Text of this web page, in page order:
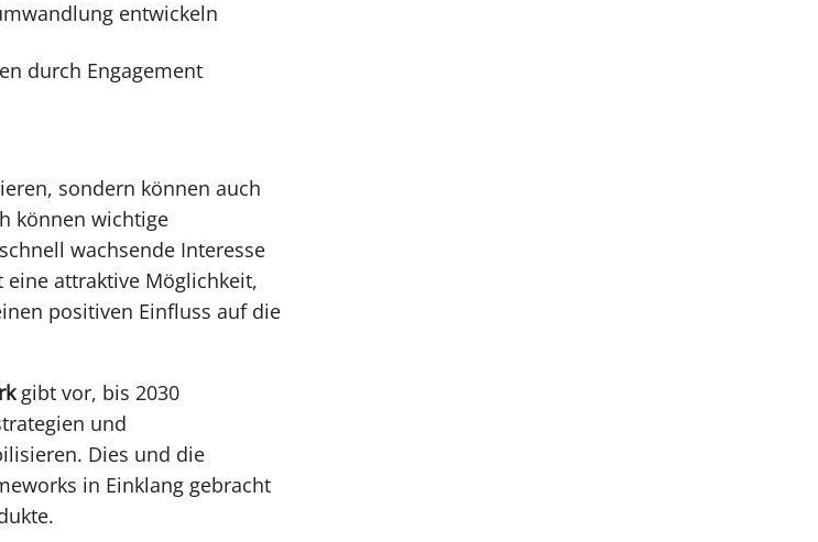
entwickeln
durch Engagement
sondern können auch
können wichtige
wachsende Interesse
eine attraktive Möglichkeit,
positiven Einfluss auf die
gibt vor, bis 2030
und
Dies und die
in Einklang gebracht